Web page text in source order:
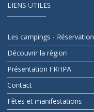
LIENS UTILES
Les campings - Réservation
Découvrir la région
Présentation FRHPA
Contact
Fêtes et manifestations